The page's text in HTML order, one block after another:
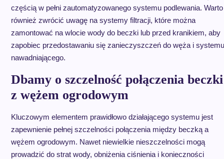
częścią w pełni zautomatyzowanego systemu podlewania. Warto
również zwrócić uwagę na systemy filtracji, które można
zamontować na wlocie wody do beczki lub przed kranikiem, aby
zapobiec przedostawaniu się zanieczyszczeń do węża i systemu
nawadniającego.
Dbamy o szczelność połączenia beczki
z wężem ogrodowym
Kluczowym elementem prawidłowo działającego systemu jest
zapewnienie pełnej szczelności połączenia między beczką a
wężem ogrodowym. Nawet niewielkie nieszczelności mogą
prowadzić do strat wody, obniżenia ciśnienia i konieczności